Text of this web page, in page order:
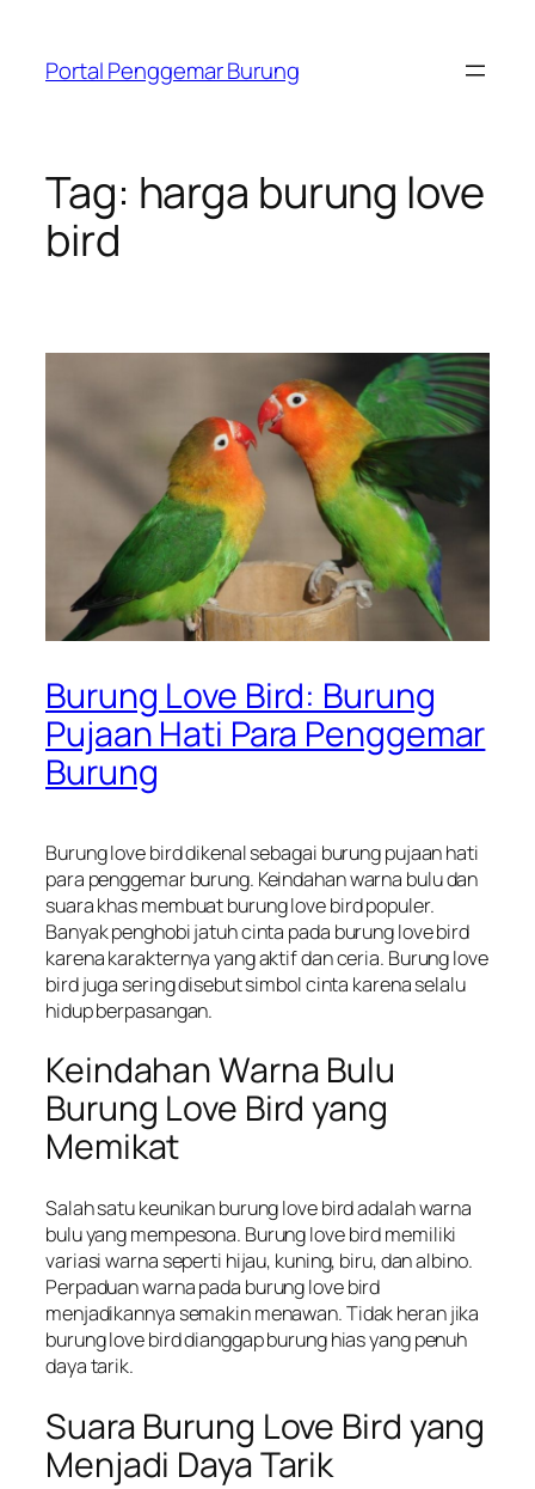
content
Portal Penggemar Burung
Tag: harga burung love
bird
Burung Love Bird: Burung
Pujaan Hati Para Penggemar
Burung
Burung love bird dikenal sebagai burung pujaan hati
para penggemar burung. Keindahan warna bulu dan
suara khas membuat burung love bird populer.
Banyak penghobi jatuh cinta pada burung love bird
karena karakternya yang aktif dan ceria. Burung love
bird juga sering disebut simbol cinta karena selalu
hidup berpasangan.
Keindahan Warna Bulu
Burung Love Bird yang
Memikat
Salah satu keunikan burung love bird adalah warna
bulu yang mempesona. Burung love bird memiliki
variasi warna seperti hijau, kuning, biru, dan albino.
Perpaduan warna pada burung love bird
menjadikannya semakin menawan. Tidak heran jika
burung love bird dianggap burung hias yang penuh
daya tarik.
Suara Burung Love Bird yang
Menjadi Daya Tarik